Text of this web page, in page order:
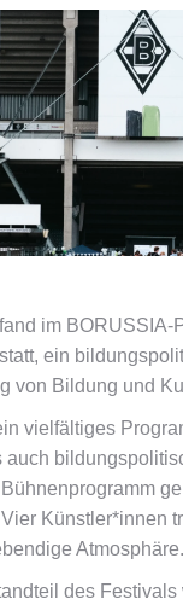
im BORUSSIA-
ein
von Bildung und
vielfältiges
auch
Künstler*innen
Atmosphäre.
des Festivals